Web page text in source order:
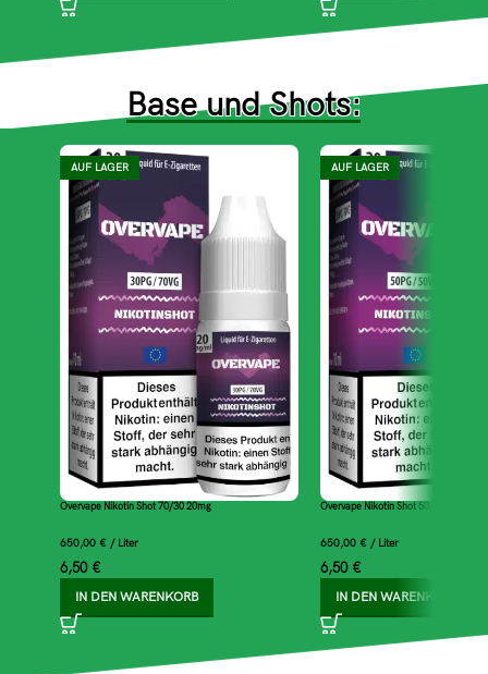
Base und Shots:
AUF LAGER
Overvape Nikotin Shot 70/30 20mg
650,00 € / Liter
6,50 € *
IN DEN WARENKORB
AUF LAGER
Overvape Nikotin Shot 50/50 20mg
650,00 €/ Liter
6,50 € *
IN DEN WARENKORB